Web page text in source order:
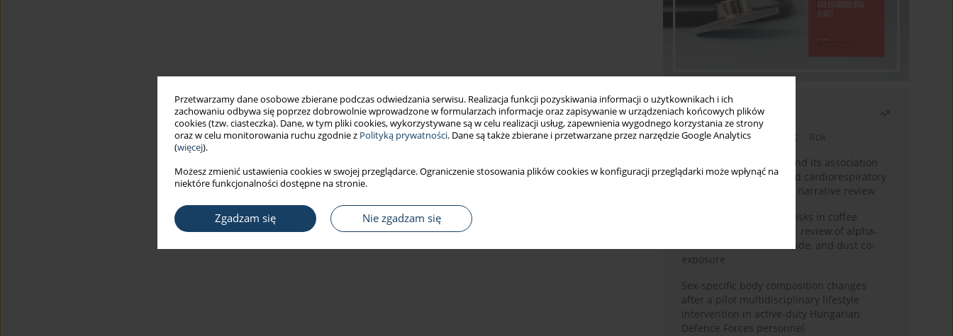
Przetwarzamy dane osobowe zbierane podczas odwiedzania serwisu. Realizacja funkcji pozyskiwania informacji o użytkownikach i ich
zachowaniu odbywa się poprzez dobrowolnie wprowadzone w formularzach informacje oraz zapisywanie w urządzeniach końcowych plików
cookies (tzw. ciasteczka). Dane, w tym pliki cookies, wykorzystywane są w celu realizacji usług, zapewnienia wygodnego korzystania ze strony
oraz w celu monitorowania ruchu zgodnie z Polityką prywatności. Dane są także zbierane i przetwarzane przez narzędzie Google Analytics
(więcej).
Możesz zmienić ustawienia cookies w swojej przeglądarce. Ograniczenie stosowania plików cookies w konfiguracji przeglądarki może wpłynąć na
niektóre funkcjonalności dostępne na stronie.
Zgadzam się Nie zgadzam się
Najczęściej czytane
Bieżący numer Miesiąc
Rok
Occupational burnout and its association
with physical activity and cardiorespiratory
fitness among nurses: a narrative review
Synergistic respiratory risks in coffee
processing: a systematic review of alpha-
diketone, carbon monoxide, and dust co-
exposure
Sex-specific body composition changes
after a pilot multidisciplinary lifestyle
intervention in active-duty Hungarian
Defence Forces personnel